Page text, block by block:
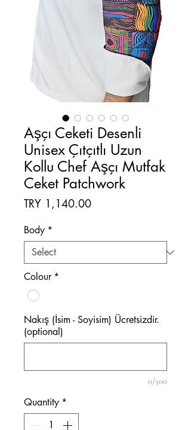
Aşçı Ceketi Desenli
Unisex Çıtçıtlı Uzun
Kollu Chef Aşçı Mutfak
Ceket Patchwork
TRY 1,140.00Price
Body *
Colour *
Nakış (İsim - Soyisim) Ücretsizdir.
(optional)
0/500
Quantity *